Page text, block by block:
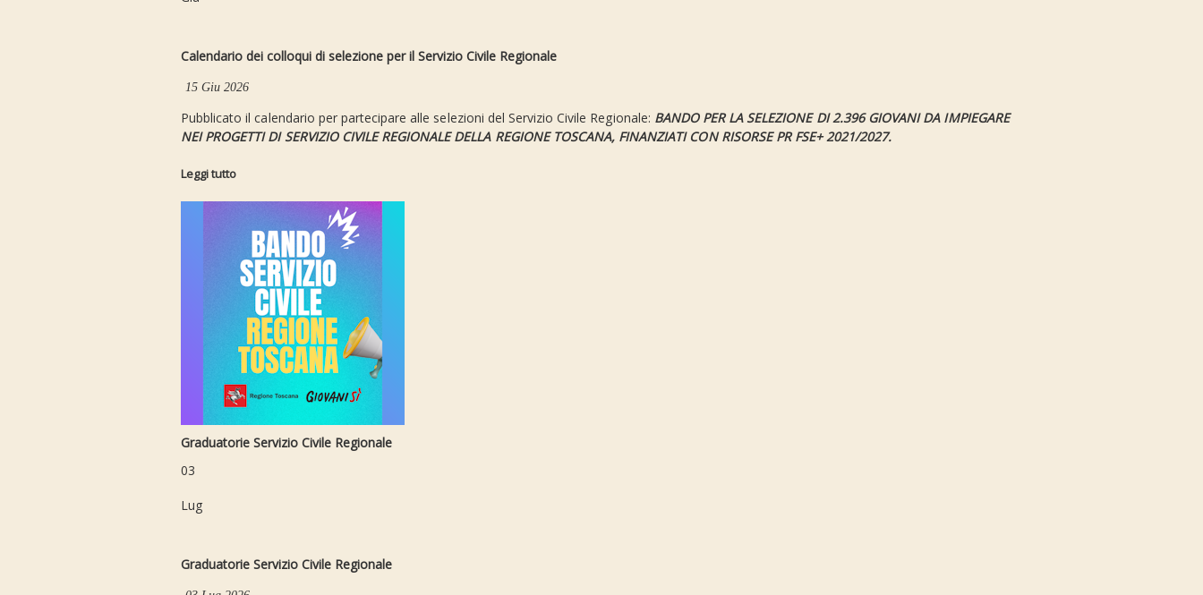
Calendario dei colloqui di selezione per il Servizio Civile Regionale
15 Giu 2026
Pubblicato il calendario per partecipare alle selezioni del Servizio Civile Regionale: BANDO PER LA SELEZIONE DI 2.396 GIOVANI DA IMPIEGARE
NEI PROGETTI DI SERVIZIO CIVILE REGIONALE DELLA REGIONE TOSCANA, FINANZIATI CON RISORSEPR FSE+ 2021/2027.
Leggi tutto
Graduatorie Servizio Civile Regionale
03
Lug
Graduatorie Servizio Civile Regionale